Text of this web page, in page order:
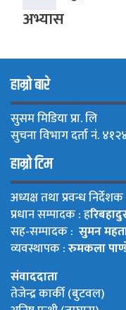
अभ्यास
हाम्रो बारे
सुसम मिडिया प्रा. लि
सुचना विभाग दर्ता नं.
हाम्रो टिम
अध्यक्ष तथा प्रवन्ध
प्रधान सम्पादक : ह
सह-सम्पादक : सुमन
व्यवस्थापक :रुमकला
संवाददाता
तेजेन्द्र कार्की (बुटवल)